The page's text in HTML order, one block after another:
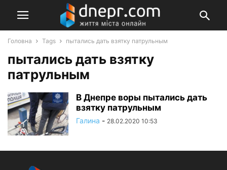
Головна Tags пытались дать взятку патрульным
пытались дать взятку
патрульным
В Днепре воры пытались дать
взятку патрульным
Галина - 28.02.2020 10:53